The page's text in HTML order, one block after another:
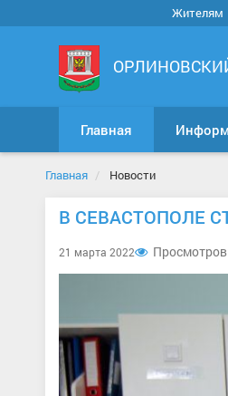
Жителям
Главная
Главная Новости
В СЕВАСТОПОЛЕ
21 марта 2022